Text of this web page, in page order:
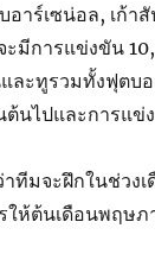
อาร์เซน่อล, เก้า
มีการแข่งขัน
ละทูรวมทั้งฟุตบ
ต้นไปและการแข่
าทีมจะฝึกในช่วง
ให้ต้นเดือนพฤษภ